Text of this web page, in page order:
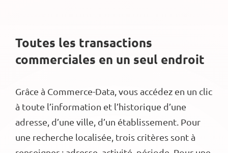
Toutes les transactions
commerciales en un seul endroit
Grâce à Commerce-Data, vous accédez en un clic
à toute l’information et l’historique d’une
adresse, d’une ville, d’un établissement. Pour
une recherche localisée, trois critères sont à